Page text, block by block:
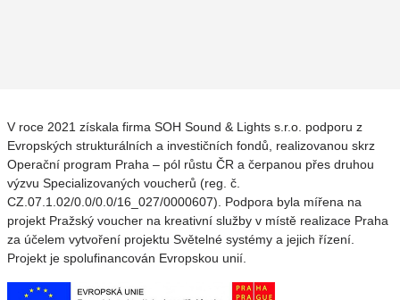
V roce 2021 získala firma SOH Sound & Lights s.r.o. podporu z
Evropských strukturálních a investičních fondů, realizovanou skrz
Operační program Praha – pól růstu ČR a čerpanou přes druhou
výzvu Specializovaných voucherů (reg. č.
CZ.07.1.02/0.0/0.0/16_027/0000607). Podpora byla mířena na
projekt Pražský voucher na kreativní služby v místě realizace Praha
za účelem vytvoření projektu Světelné systémy a jejich řízení.
Projekt je spolufinancován Evropskou unií.